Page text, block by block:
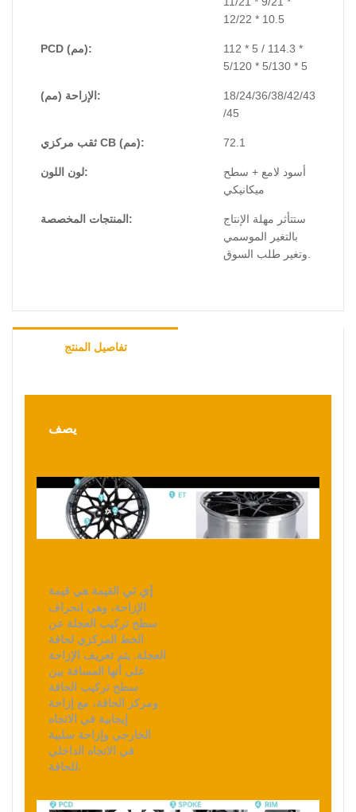
الخام الواردة وحتى فحص المنتجات النهائية في المصنع،
الأبعاد والتأثير والتعب، ومن ثم إلى اختبار أداء الطلاء
12/22 * 10.5
PCD (مم):
112 * 5 / 114.3 *
5/120 * 5/130 * 5
الإزاحة (مم):
18/24/36/38/42/43
/45
ثقب مركزي CB (مم): 72.1
لون اللون:
أسود لامع + سطح
ميكانيكي
المنتجات المخصصة:
ستتأثر مهلة الإنتاج
بالتغير الموسمي
وتغير طلب السوق.
تفاصيل المنتج
يصف
إي تي القيمة هي قيمة
الإزاحة، وهي انحراف
سطح تركيب العجلة عن
الخط المركزي لحافة
العجلة. يتم تعريف الإزاحة
على أنها المسافة بين
سطح تركيب الحافة
ومركز الحافة، مع إزاحة
إيجابية في الاتجاه
الخارجي وإزاحة سلبية
في الاتجاه الداخلي
للحافة.